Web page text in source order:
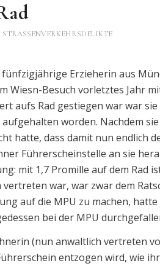
STRASSENVERKEHRSDELIKTE
fünfzigjährige Erzieherin aus
Wiesn-Besuch vorletztes Jahr
aufs Rad gestiegen war war
worden. Nachdem
hatte, dass damit nun endlich
Führerscheinstelle an sie
mit 1,7 Promille auf dem Rad
vertreten war, war zwar dem
auf die MPU zu machen,
bei der MPU
(nun anwaltlich vertreten
entzogen wird, wie